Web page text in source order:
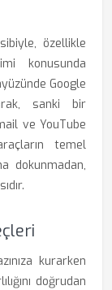
özellikle
konusunda
Google
sanki bir
ve YouTube
temel
dokunmadan,
kurarken
doğrudan